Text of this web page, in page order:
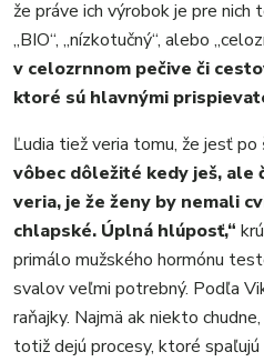
že práve ich výrobok je pre
„BIO“, „nízkotučný“, alebo
v celozrnnom pečive či
ktoré sú hlavnými
Ľudia tiež veria tomu, že jesť
vôbec dôležité kedy ješ, ale
veria, je že ženy by nemali
chlapské. Úplná hlúposť,“
primálo mužského hormónu
svalov veľmi potrebný. Podľa
raňajky. Najmä ak niekto
totiž dejú procesy, ktoré